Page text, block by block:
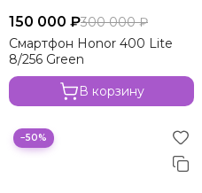
150 000 ₽300 000 ₽
Смартфон Honor 400 Lite
8/256 Green
В корзину
−50%